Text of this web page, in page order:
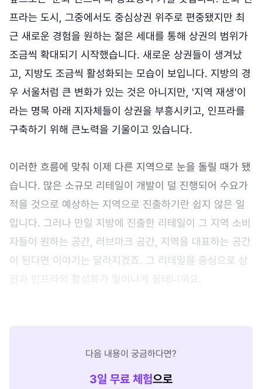
프라는 도시, 그중에서도 중심상권 위주로 편중됐지만 최
근 새로운 경험을 원하는 젊은 세대를 통해 상권의 범위가
조금씩 확대되기 시작했습니다. 새로운 상권들이 생겨났
고, 지방도 조금씩 활성화되는 모습이 보입니다. 지방의 경
우 서울처럼 큰 변화가 있는 것은 아니지만, '지역 재생'이
라는 명목 아래 지자체들이 상권을 부흥시키고, 인프라를
구축하기 위해 큰노력을 기울이고 있습니다.
이러한 흐름에 맞춰 이제 다른 지역으로 눈을 돌릴 때가 됐
습니다. 많은 소규모 리테일이 개발이 덜 진행되어 수요가
적을 것으로 예상하는 지역으로 진출하기란 쉽지 않은 일
입니다. 그러나 만일 지방에 진출한 리테일이 그 지역 소비
자들이 원하는 공간, 러브마크 공간, 지역을 대표하는 공간
이 된다면 이야기는 달라지겠죠. 그 리테일을 중심으로 상
권과 인프라의 활성화가 일어나게 될테니까요.
다음 내용이 궁금하다면?
3일 무료 체험으로